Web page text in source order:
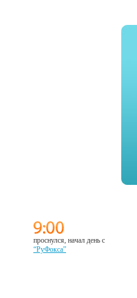
проснулся, начал день с
“РуФокса”